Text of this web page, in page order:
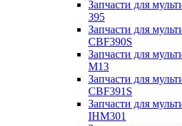
Запчасти для
395
Запчасти для
CBF390S
Запчасти для
M13
Запчасти для
CBF391S
Запчасти для
IHM301